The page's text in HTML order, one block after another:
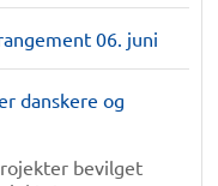
06. juni
danskere og
bevilget